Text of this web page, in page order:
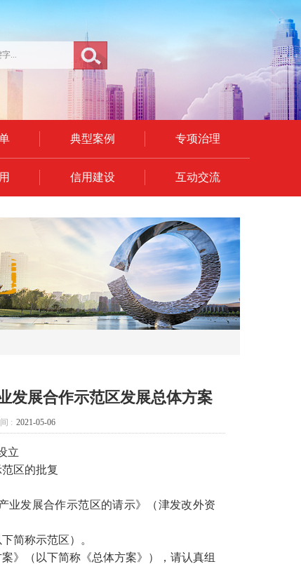
典型案例 专项治理
信用建设 互动交流
发展合作示范区发展总体方案
: 2021-05-06
立
区的批复
业发展合作示范区的请示》（津发改外资
简称示范区）。
》（以下简称《总体方案》），请认真组